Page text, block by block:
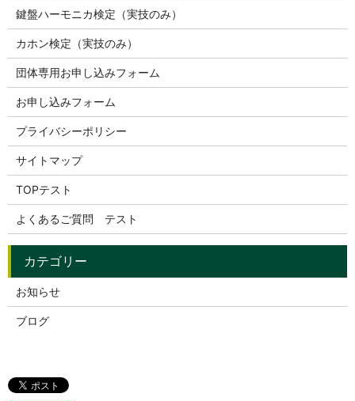
鍵盤ハーモニカ検定（実技のみ）
カホン検定（実技のみ）
団体専用お申し込みフォーム
お申し込みフォーム
プライバシーポリシー
サイトマップ
TOPテスト
よくあるご質問 テスト
お知らせ
ブログ